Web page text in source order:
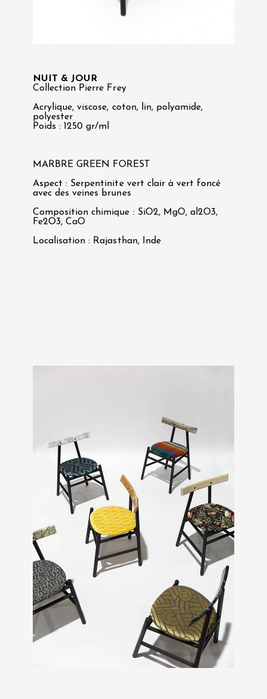
NUIT & JOUR
Collection Pierre Frey
Acrylique, viscose, coton, lin, polyamide,
polyester
Poids : 1250 gr/ml
MARBRE GREEN FOREST
Aspect : Serpentinite vert clair à vert foncé
avec des veines brunes
Composition chimique : SiO2, MgO, al2O3,
Fe2O3, CaO
Localisation : Rajasthan, Inde